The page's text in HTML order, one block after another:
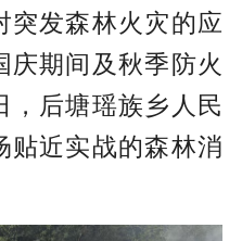
突发森林火灾的应
庆期间及秋季防火
，后塘瑶族乡人民
贴近实战的森林消